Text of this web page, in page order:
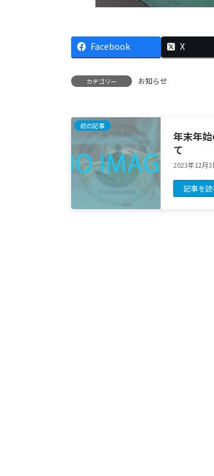
Facebook X
カテゴリー お知らせ
前の記事
年末年
て
2023年12月3
記事を読